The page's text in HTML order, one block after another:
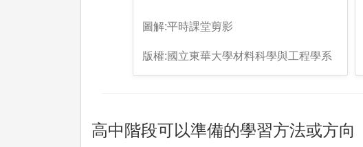
圖解:平時課堂剪影
版權:國立東華大學材料科學與工程學系
高中階段可以準備的學習方法或方向